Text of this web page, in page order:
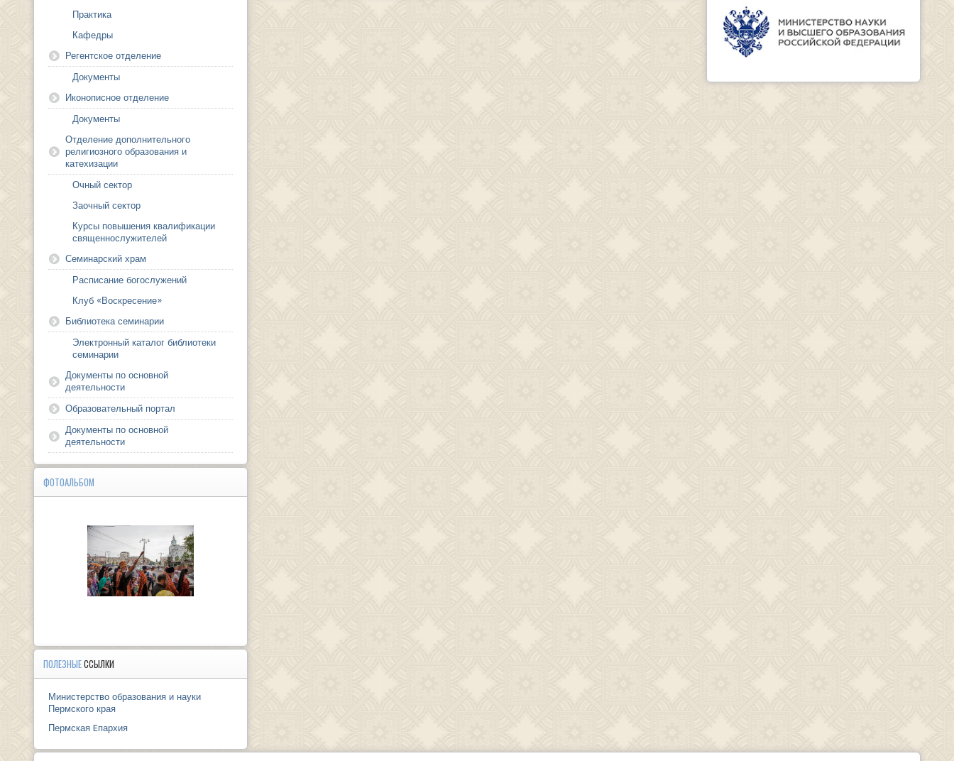
Практика
Кафедры
Регентское отделение
Документы
Иконописное отделение
Документы
Отделение дополнительного
религиозного образования и
катехизации
Очный сектор
Заочный сектор
Курсы повышения квалификации
священнослужителей
Семинарский храм
Расписание богослужений
Клуб «Воскресение»
Библиотека семинарии
Электронный каталог библиотеки
семинарии
Документы по основной
деятельности
Образовательный портал
Документы по основной
деятельности
ФОТОАЛЬБОМ
ПОЛЕЗНЫЕССЫЛКИ
Министерство образования и науки
Пермского края
Пермская Eпархия